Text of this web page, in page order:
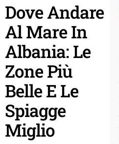
Dove Andare
Al Mare In
Albania: Le
Zone Più
Belle E Le
Spiagge
Miglio